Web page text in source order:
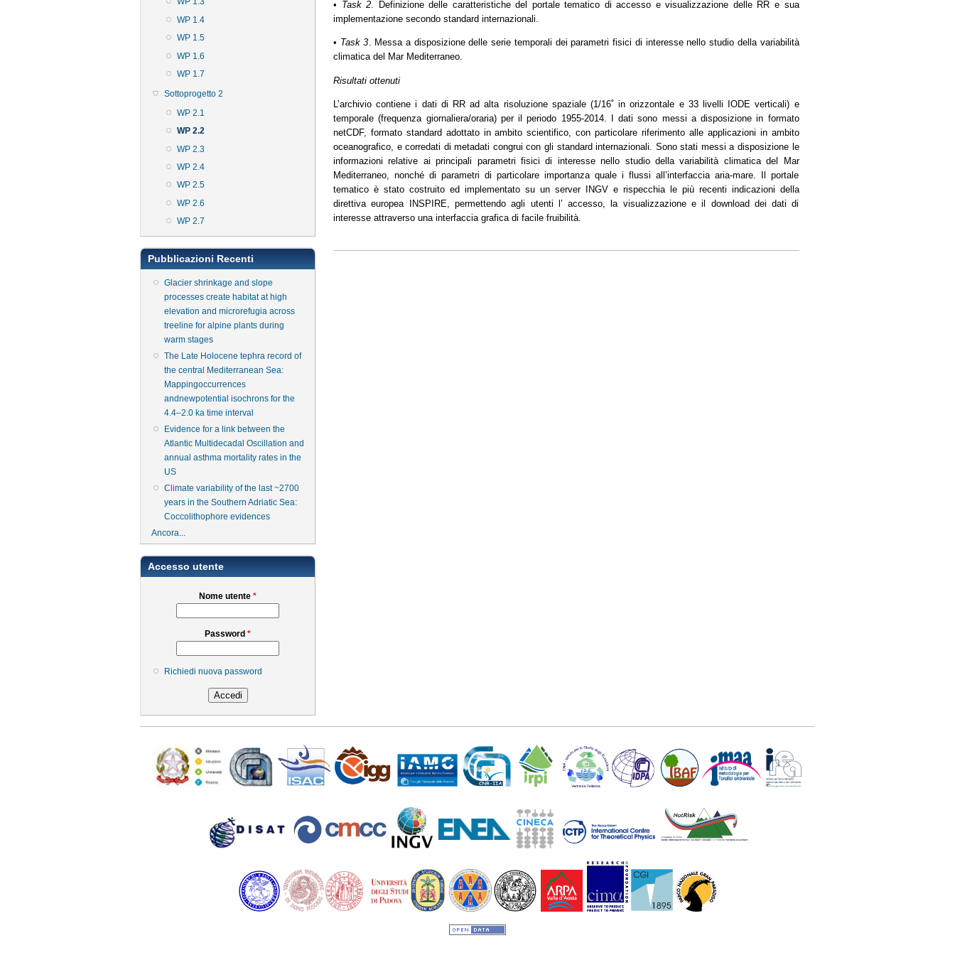
WP 1.4
WP 1.5
WP 1.6
WP 1.7
Sottoprogetto 2
WP 2.1
WP 2.2
WP 2.3
WP 2.4
WP 2.5
WP 2.6
WP 2.7
Pubblicazioni Recenti
Glacier shrinkage and slope
processes create habitat at high
elevation and microrefugia across
treeline for alpine plants during
warm stages
The Late Holocene tephra record of
the central Mediterranean Sea:
Mappingoccurrences
andnewpotential isochrons for the
4.4–2.0 ka time interval
Evidence for a link between the
Atlantic Multidecadal Oscillation and
annual asthma mortality rates in the
US
Climate variability of the last ~2700
years in the Southern Adriatic Sea:
Coccolithophore evidences
Ancora...
Accesso utente
Nome utente *
Password *
Richiedi nuova password
• Task 2 . Definizione delle caratteristiche del portale tematico di accesso e visualizzazione delle RR e sua
implementazione secondo standard internazionali.
• Task 3. Messa a disposizione delle serie temporali dei parametri fisici di interesse nello studio della variabilità
climatica del Mar Mediterraneo.
Risultati ottenuti
L’archivio contiene i dati di RR ad alta risoluzione spaziale (1/16˚ in orizzontale e 33 livelli IODE verticali) e
temporale (frequenza giornaliera/oraria) per il periodo 1955-2014. I dati sono messi a disposizione in formato
netCDF, formato standard adottato in ambito scientifico, con particolare riferimento alle applicazioni in ambito
oceanografico, e corredati di metadati congrui con gli standard internazionali. Sono stati messi a disposizione le
informazioni relative ai principali parametri fisici di interesse nello studio della variabilità climatica del Mar
Mediterraneo, nonché di parametri di particolare importanza quale i flussi all’interfaccia aria-mare. Il portale
tematico è stato costruito ed implementato su un server INGV e rispecchia le più recenti indicazioni della
direttiva europea INSPIRE, permettendo agli utenti l’ accesso, la visualizzazione e il download dei dati di
interesse attraverso una interfaccia grafica di facile fruibilità.